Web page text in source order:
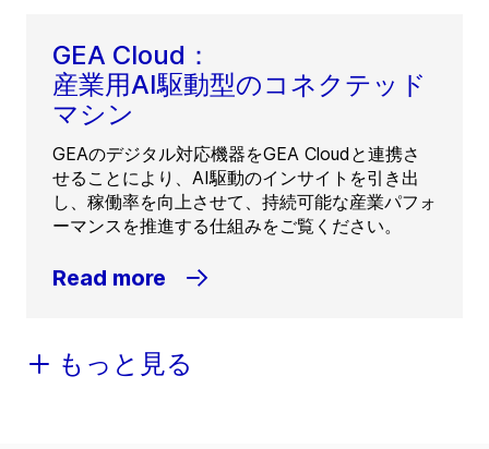
GEA Cloud：
産業用AI駆動型のコネクテッド
マシン
GEAのデジタル対応機器をGEA Cloudと連携さ
せることにより、AI駆動のインサイトを引き出
し、稼働率を向上させて、持続可能な産業パフォ
ーマンスを推進する仕組みをご覧ください。
Read more
もっと見る